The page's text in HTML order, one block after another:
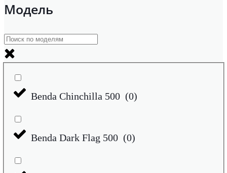
Модель
Benda Chinchilla 500 (0)
Benda Dark Flag 500 (0)